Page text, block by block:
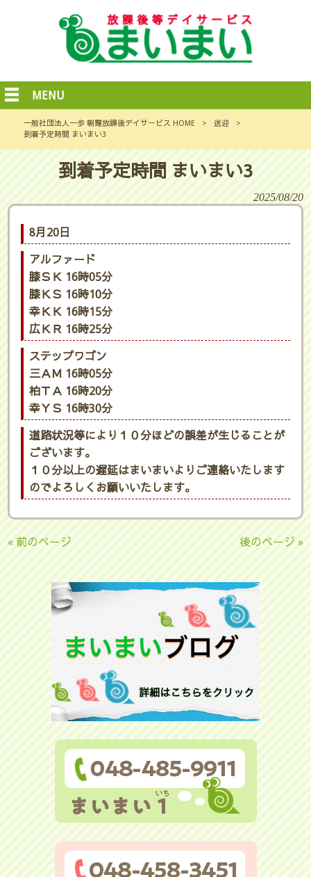
MENU
一般社団法人一歩 朝霞放課後デイサービス HOME > 送迎
>
到着予定時間 まいまい3
到着予定時間 まいまい3
2025/08/20
8月20日
アルファード
膝ＳＫ 16時05分
膝ＫＳ 16時10分
幸ＫＫ 16時15分
広ＫＲ 16時25分
ステップワゴン
三ＡＭ 16時05分
柏ＴＡ 16時20分
幸ＹＳ 16時30分
道路状況等により１０分ほどの誤差が生じることが
ございます。
１０分以上の遅延はまいまいよりご連絡いたします
のでよろしくお願いいたします。
« 前のページ 後のページ »